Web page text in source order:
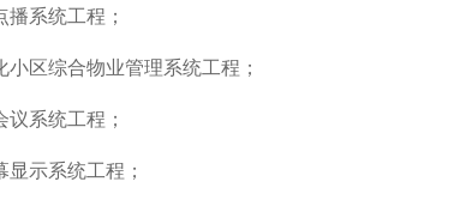
系统工程；
小区综合物业管理系统工程；
系统工程；
示系统工程；